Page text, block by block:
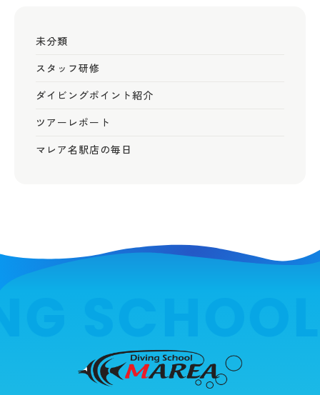
未分類
スタッフ研修
ダイビングポイント紹介
ツアーレポート
マレア名駅店の毎日